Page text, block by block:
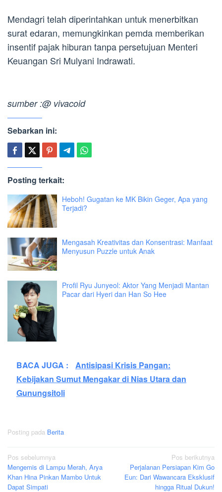
Mendagri telah diperintahkan untuk menerbitkan
surat edaran, memungkinkan pemda memberikan
insentif pajak hiburan tanpa persetujuan Menteri
Keuangan Sri Mulyani Indrawati.
sumber :@ vivacoid
Sebarkan ini:
Posting terkait:
Heboh! Gugatan ke MK Bikin Geger, Apa yang
Terjadi?
Mengasah Kreativitas dan Konsentrasi: Manfaat
Menyusun Puzzle untuk Anak
Profil Ryu Junyeol: Aktor Yang Menjadi Mantan
Pacar dari Hyeri dan Han So Hee
BACA JUGA :
Antisipasi Krisis Pangan:
Kebijakan Sumut Mengakar di Nias Utara dan
Gunungsitoli
Posting pada Berita
Navigasi
pos
Pos sebelumnya
Mengemis di Lampu Merah, Arya
Khan Hina Pinkan Mambo Untuk
Dapat Simpati
Pos berikutnya
Perjalanan Persiapan Kim Go
Eun: Dari Wawancara Eksklusif
hingga Ritual Dukun!